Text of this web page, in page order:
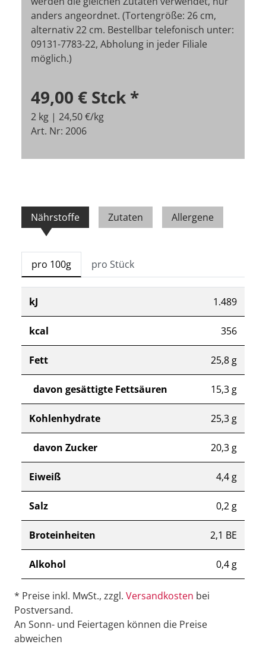
anders angeordnet. (Tortengröße: 26 cm,
alternativ 22 cm. Bestellbar telefonisch unter:
09131-7783-22, Abholung in jeder Filiale
möglich.)
49,00 € Stck *
2 kg | 24,50 €/kg
Art. Nr: 2006
Nährstoffe Zutaten Allergene
pro 100g pro Stück
kJ 1.489
kcal 356
Fett 25,8 g
davon gesättigte Fettsäuren 15,3 g
Kohlenhydrate 25,3 g
davon Zucker 20,3 g
Eiweiß 4,4 g
Salz 0,2 g
Broteinheiten 2,1 BE
Alkohol 0,4 g
* Preise inkl. MwSt., zzgl. Versandkosten bei
Postversand.
An Sonn- und Feiertagen können die Preise
abweichen